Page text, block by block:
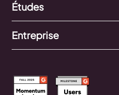
Études
Entreprise